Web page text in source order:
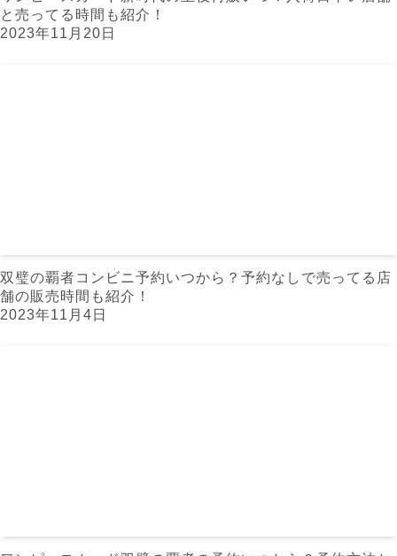
と売ってる時間も紹介！
2023年11月20日
双璧の覇者コンビニ予約いつから？予約なしで売ってる店
舗の販売時間も紹介！
2023年11月4日